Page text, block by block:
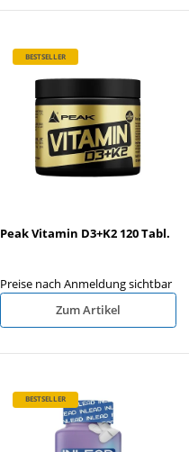
BESTSELLER
Peak Vitamin D3+K2 120 Tabl.
Preise nach Anmeldung sichtbar
Zum Artikel
BESTSELLER